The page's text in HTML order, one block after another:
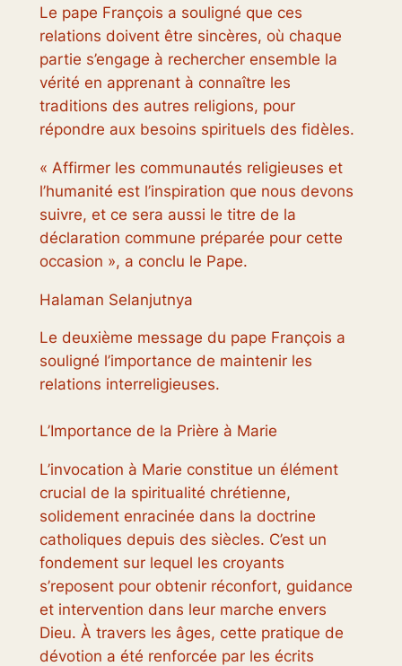
Le pape François a souligné que ces
relations doivent être sincères, où chaque
partie s’engage à rechercher ensemble la
vérité en apprenant à connaître les
traditions des autres religions, pour
répondre aux besoins spirituels des fidèles.
« Affirmer les communautés religieuses et
l’humanité est l’inspiration que nous devons
suivre, et ce sera aussi le titre de la
déclaration commune préparée pour cette
occasion », a conclu le Pape.
Halaman Selanjutnya
Le deuxième message du pape François a
souligné l’importance de maintenir les
relations interreligieuses.
L’Importance de la Prière à Marie
L’invocation à Marie constitue un élément
crucial de la spiritualité chrétienne,
solidement enracinée dans la doctrine
catholiques depuis des siècles. C’est un
fondement sur lequel les croyants
s’reposent pour obtenir réconfort, guidance
et intervention dans leur marche envers
Dieu. À travers les âges, cette pratique de
dévotion a été renforcée par les écrits